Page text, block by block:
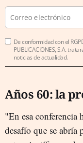
De conformidad con el
PUBLICACIONES, S.A.
noticias de actualidad.
Años 60: la
"En esa conferencia
desafío que se abría